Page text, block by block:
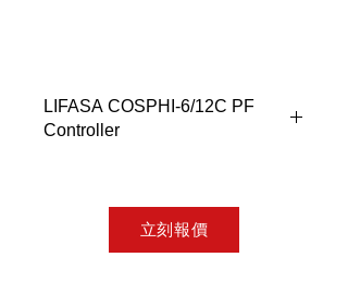
LIFASA COSPHI-6/12C PF
Controller
耗電量......COSPI-6C/12
立刻報價